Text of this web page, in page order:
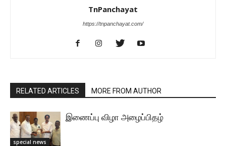
TnPanchayat
https://tnpanchayat.com/
RELATED ARTICLES MORE FROM AUTHOR
special news
இணைப்பு விழா அழைப்பிதழ்